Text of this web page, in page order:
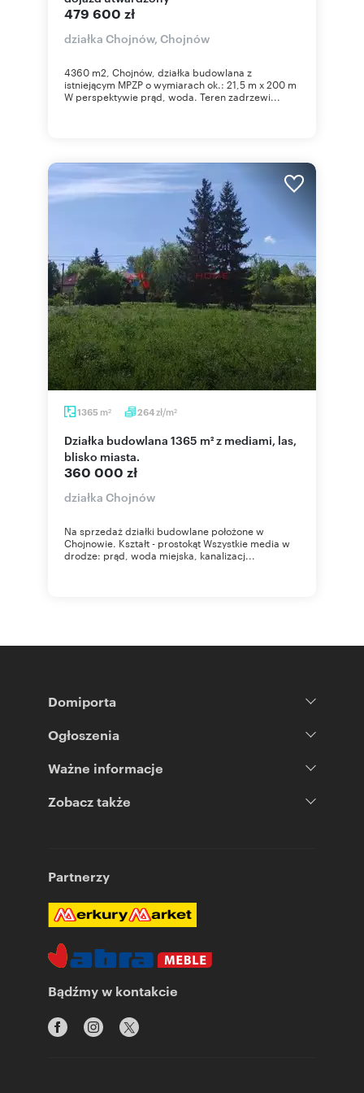
479 600 zł
działka Chojnów, Chojnów
4360 m2, Chojnów, działka budowlana z
istniejącym MPZP o wymiarach ok.: 21,5 m x 200 m
W perspektywie prąd, woda. Teren zadrzewi...
1365 m2 264zł/m2
Działka budowlana 1365 m² z mediami, las,
blisko miasta.
360 000 zł
działka Chojnów
Na sprzedaż działki budowlane położone w
Chojnowie. Kształt - prostokąt Wszystkie media w
drodze: prąd, woda miejska, kanalizacj...
Domiporta
Ogłoszenia
Ważne informacje
Zobacz także
Partnerzy
Bądźmy w kontakcie